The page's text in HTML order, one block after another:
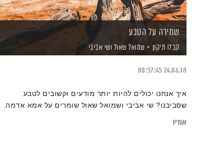
שמירה על הטבע
קבלו תיקון שמואל שאולושי אביבי
24.06.18
00:57:45
איך אנחנו יכולים להיות יותר מודעים וקשובים לטבע
שסביבנו? שי אביבי ושמואל שאול שומרים על אמא אדמה.
אודיו